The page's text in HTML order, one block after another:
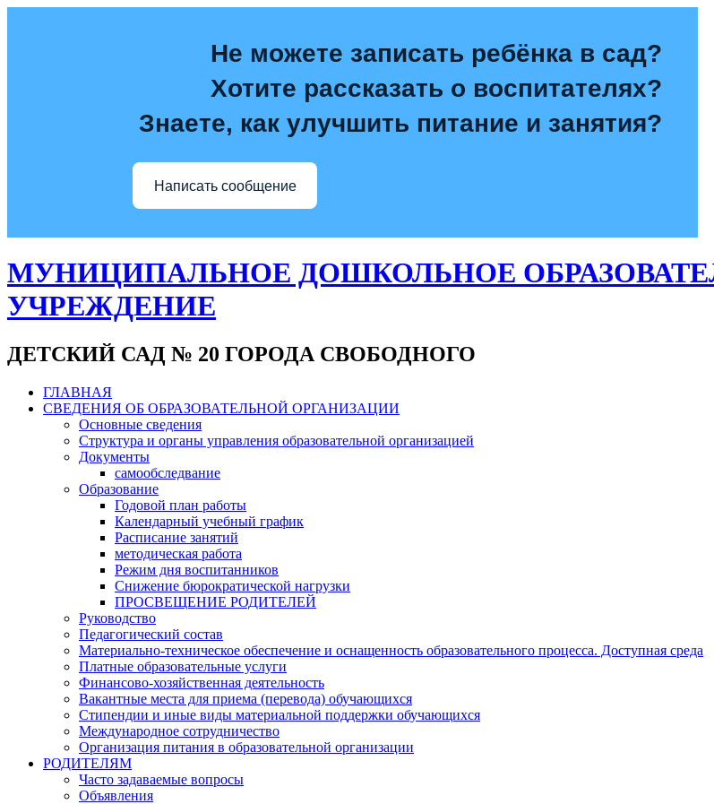
Не можете записать ребёнка в сад?
Хотите рассказать о воспитателях?
Знаете, как улучшить питание и занятия?
Написать сообщение
МУНИЦИПАЛЬНОЕ ДОШКОЛЬНОЕ
УЧРЕЖДЕНИЕ
ДЕТСКИЙ САД № 20 ГОРОДА СВОБОДНОГО
ГЛАВНАЯ
СВЕДЕНИЯ ОБ ОБРАЗОВАТЕЛЬНОЙ ОРГАНИЗАЦИИ
Основные сведения
Структура и органы управления образовательной организацией
Документы
самообследвание
Образование
Годовой план работы
Календарный учебный график
Расписание занятий
методическая работа
Режим дня воспитанников
Снижение бюрократической нагрузки
ПРОСВЕЩЕНИЕ РОДИТЕЛЕЙ
Руководство
Педагогический состав
Материально-техническое обеспечение и оснащенность образовательного процесса. Доступная среда
Платные образовательные услуги
Финансово-хозяйственная деятельность
Вакантные места для приема (перевода) обучающихся
Стипендии и иные виды материальной поддержки обучающихся
Международное сотрудничество
Организация питания в образовательной организации
РОДИТЕЛЯМ
Часто задаваемые вопросы
Объявления